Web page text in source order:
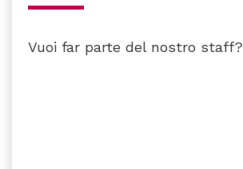
Vuoi far parte del nostro staff?